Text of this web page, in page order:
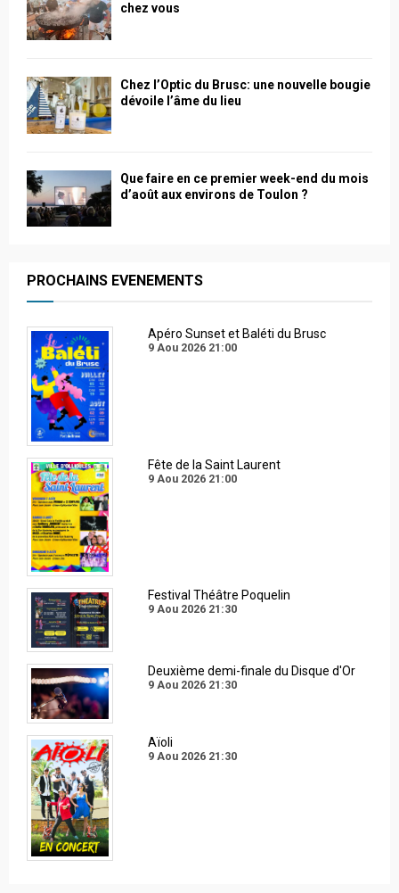
chez vous
Chez l’Optic du Brusc: une nouvelle bougie
dévoile l’âme du lieu
Que faire en ce premier week-end du mois
d’août aux environs de Toulon ?
PROCHAINS EVENEMENTS
Apéro Sunset et Baléti du Brusc
9 Aou 2026 21:00
Fête de la Saint Laurent
9 Aou 2026 21:00
Festival Théâtre Poquelin
9 Aou 2026 21:30
Deuxième demi-finale du Disque d'Or
9 Aou 2026 21:30
Aïoli
9 Aou 2026 21:30